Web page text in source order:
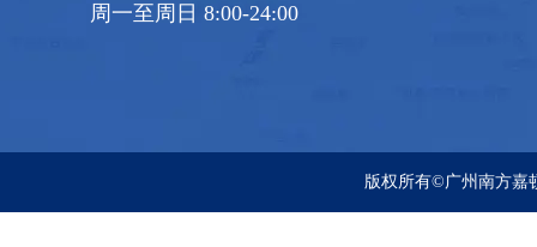
周一至周日 8:00-24:00
版权所有©广州南方嘉